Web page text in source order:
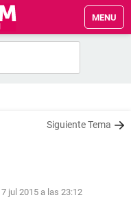
MENU
Siguiente Tema
7 jul 2015 a las 23:12